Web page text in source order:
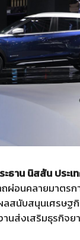
ะธานนิสสันประเ
ผ่อนคลายมาตร
ลสนับสนุนเศรษ
านส่งเสริมธุรกิจ